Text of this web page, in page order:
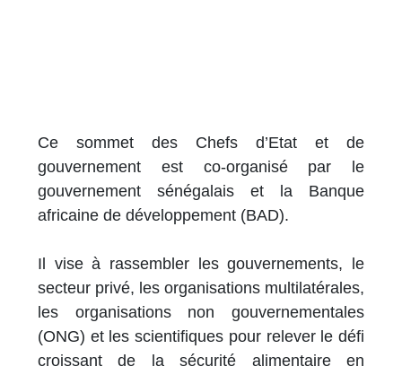
Ce sommet des Chefs d’Etat et de
gouvernement est co-organisé par le
gouvernement sénégalais et la Banque
africaine de développement (BAD).
Il vise à rassembler les gouvernements, le
secteur privé, les organisations multilatérales,
les organisations non gouvernementales
(ONG) et les scientifiques pour relever le défi
croissant de la sécurité alimentaire en